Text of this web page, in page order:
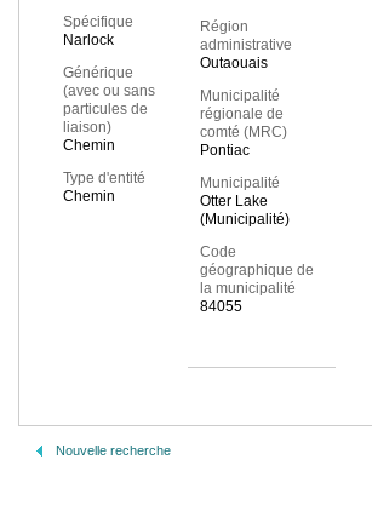
Spécifique
Narlock
Générique
(avec ou sans
particules de
liaison)
Chemin
Type d'entité
Chemin
Région
administrative
Outaouais
Municipalité
régionale de
comté (MRC)
Pontiac
Municipalité
Otter Lake
(Municipalité)
Code
géographique de
la municipalité
84055
Nouvelle recherche